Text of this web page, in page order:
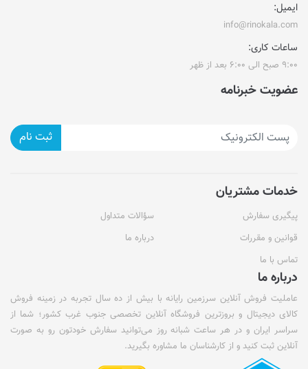
ایمیل:
info@rinokala.com
ساعات کاری:
۹:۰۰ صبح الی ۶:۰۰ بعد از ظهر
عضویت خبرنامه
ثبت نام
خدمات مشتریان
پیگیری سفارش
سؤالات متداول
قوانین و مقررات
درباره ما
تماس با ما
درباره ما
عاملیت فروش آنلاین سرزمین رایانه با بیش از ده سال تجربه در زمینه فروش
کالای دیجیتال و بروزترین فروشگاه آنلاین تخصصی جنوب غرب کشور؛ شما از
سراسر ایران و در هر ساعت شبانه روز می‌توانید سفارش خودتون رو به صورت
آنلاین ثبت کنید و از کارشناسان ما مشاوره بگیرید.